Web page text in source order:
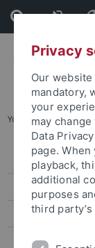
Skip
to
content
Skip
to
footer
You are here:
Aktuelles
Veröffentlichungen
Forschung
Qualifizierung und
Privacy
Our
mandatory,
your
may
Data
page.
playback,
additional
purposes
third